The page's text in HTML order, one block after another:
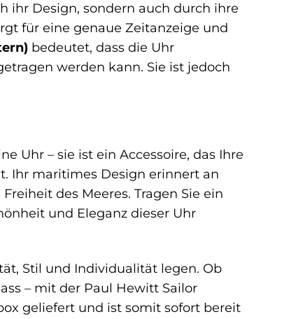
ihr Design, sondern auch durch ihre
für eine genaue Zeitanzeige und
bedeutet, dass die Uhr
werden kann. Sie ist jedoch
Uhr – sie ist ein Accessoire, das Ihre
Ihr maritimes Design erinnert an
des Meeres. Tragen Sie ein
und Eleganz dieser Uhr
Stil und Individualität legen. Ob
– mit der Paul Hewitt Sailor
geliefert und ist somit sofort bereit